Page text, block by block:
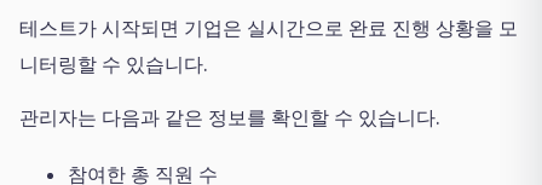
테스트가 시작되면 기업은 실시간으로 완료 진행 상황을 모
니터링할 수 있습니다.
관리자는 다음과 같은 정보를 확인할 수 있습니다.
참여한 총 직원 수